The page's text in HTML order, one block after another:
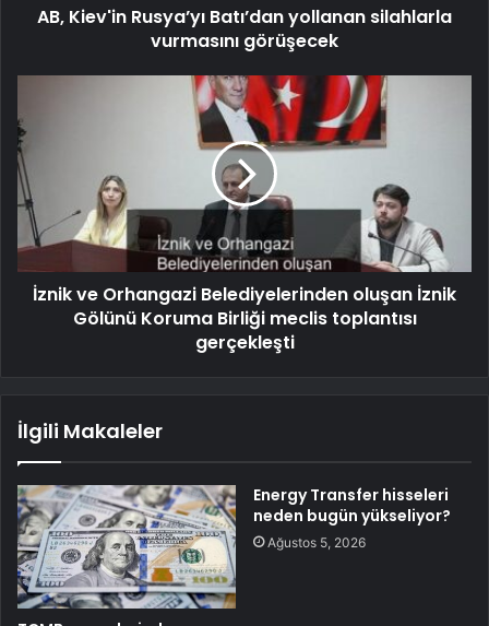
AB, Kiev'in Rusya’yı Batı’dan yollanan silahlarla
vurmasını görüşecek
İznik ve Orhangazi Belediyelerinden oluşan İznik
Gölünü Koruma Birliği meclis toplantısı
gerçekleşti
İlgili Makaleler
Energy Transfer hisseleri
neden bugün yükseliyor?
Ağustos 5, 2026